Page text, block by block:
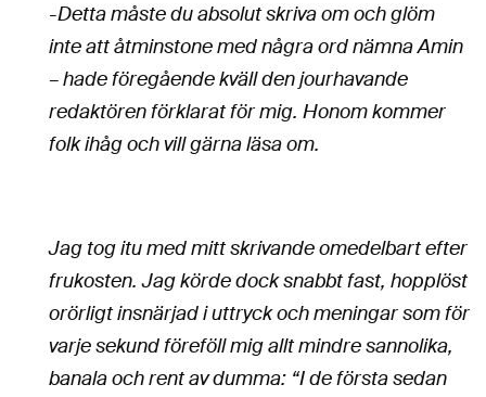
-Detta måste du absolut skriva om och glöm
inte att åtminstone med några ord nämna Amin
– hade föregående kväll den jourhavande
redaktören förklarat för mig. Honom kommer
folk ihåg och vill gärna läsa om.
Jag tog itu med mitt skrivande omedelbart efter
frukosten. Jag körde dock snabbt fast, hopplöst
orörligt insnärjad i uttryck och meningar som för
varje sekund föreföll mig allt mindre sannolika,
banala och rent av dumma: “I de första sedan